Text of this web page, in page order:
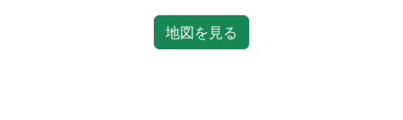
地図を見る